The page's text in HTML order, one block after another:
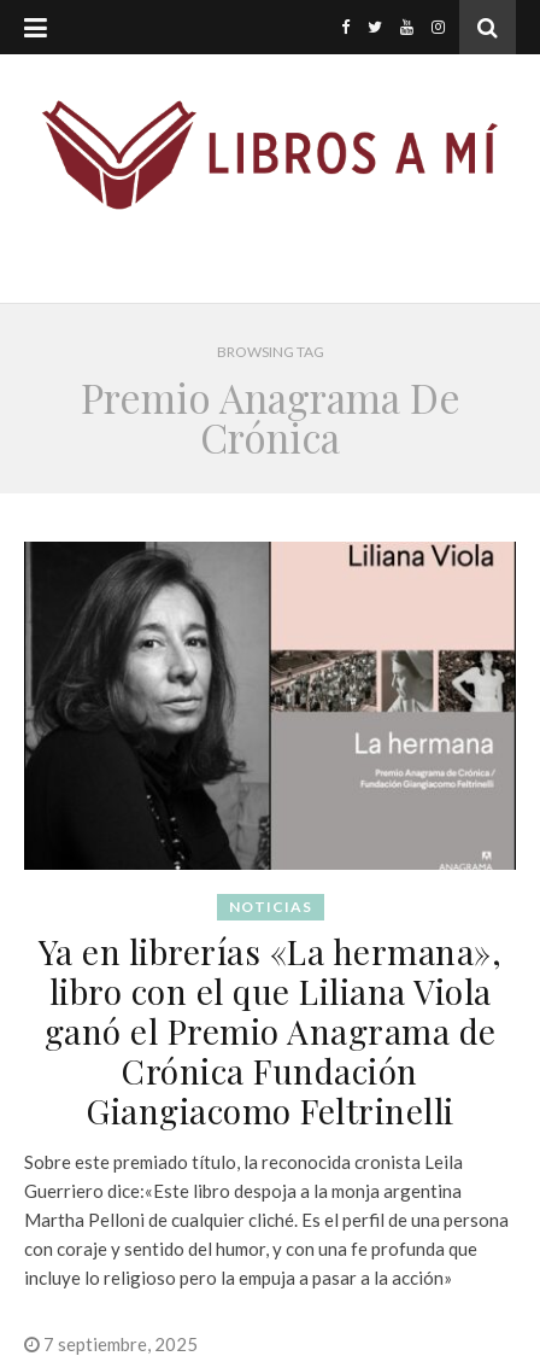
BROWSING TAG
Premio Anagrama De
Crónica
NOTICIAS
Ya en librerías «La hermana»,
libro con el que Liliana Viola
ganó el Premio Anagrama de
Crónica Fundación
Giangiacomo Feltrinelli
Sobre este premiado título, la reconocida cronista Leila
Guerriero dice:«Este libro despoja a la monja argentina
Martha Pelloni de cualquier cliché. Es el perfil de una persona
con coraje y sentido del humor, y con una fe profunda que
incluye lo religioso pero la empuja a pasar a la acción»
7 septiembre, 2025